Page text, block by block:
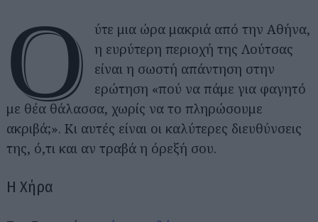
Ο
ύτε μια ώρα μακριά από την Αθήνα,
η ευρύτερη περιοχή της Λούτσας
είναι η σωστή απάντηση στην
ερώτηση «πού να πάμε για φαγητό
με θέα θάλασσα, χωρίς να το πληρώσουμε
ακριβά;». Κι αυτές είναι οι καλύτερες διευθύνσεις
της, ό,τι και αν τραβά η όρεξή σου.
Η Χήρα